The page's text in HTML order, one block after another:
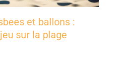
et ballons :
sur la plage